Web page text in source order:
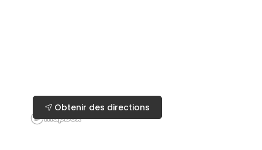
Obtenir des directions